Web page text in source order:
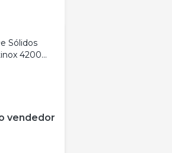
Sólidos
4200
vendedor